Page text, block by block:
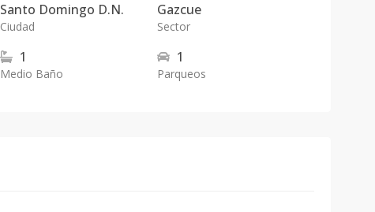
Santo Domingo D.N.
Ciudad
Gazcue
Sector
1
Medio Baño
1
Parqueos